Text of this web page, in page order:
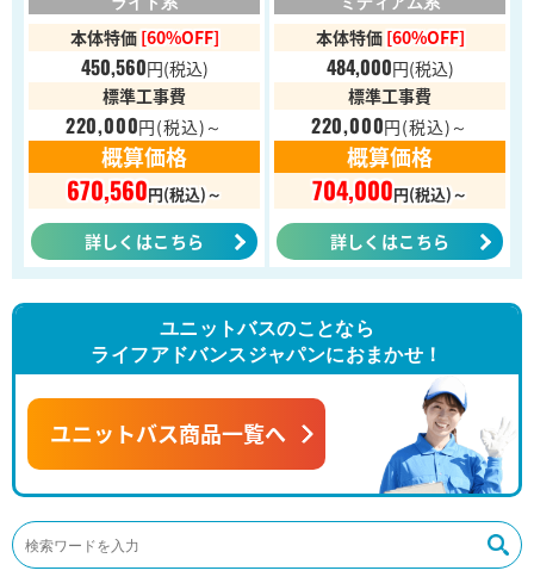
本体特価 [60%OFF]
450,560円(税込)
標準工事費
220,000円(税込)～
概算価格
670,560円(税込)～
詳しくはこちら
本体特価 [60%OFF]
484,000円(税込)
標準工事費
220,000円(税込)～
概算価格
704,000円(税込)～
詳しくはこちら
ユニットバスのことなら
ライフアドバンスジャパンにおまかせ！
ユニットバス商品一覧へ